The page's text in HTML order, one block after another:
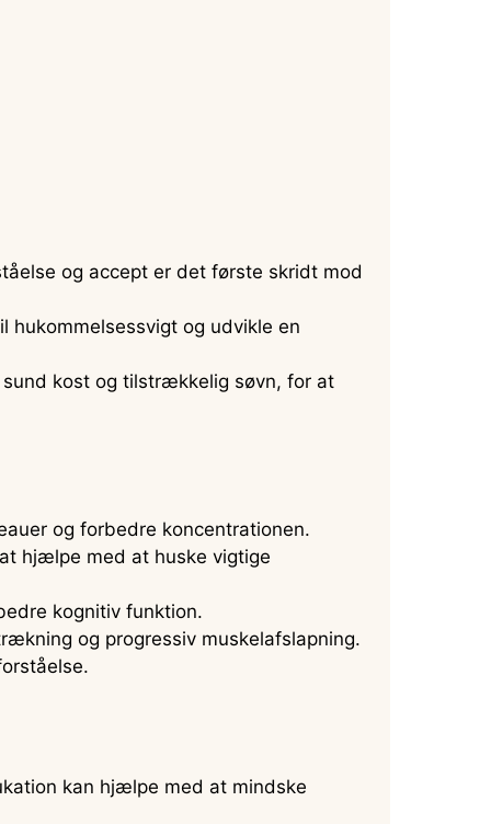
og accept er det første skridt mod
hukommelsessvigt og udvikle en
kost og tilstrækkelig søvn, for at
og forbedre koncentrationen.
hjælpe med at huske vigtige
kognitiv funktion.
og progressiv muskelafslapning.
kan hjælpe med at mindske